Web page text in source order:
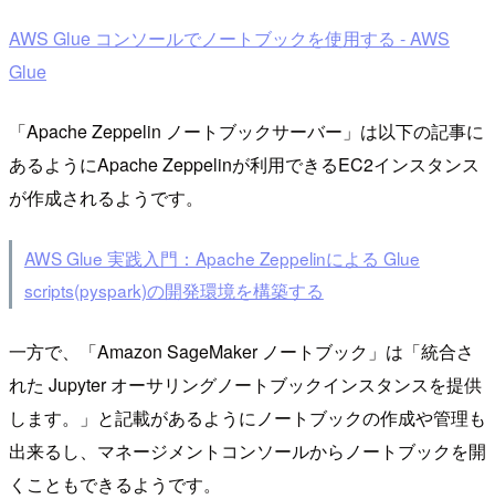
AWS Glue コンソールでノートブックを使用する - AWS
Glue
「Apache Zeppelin ノートブックサーバー」は以下の記事に
あるようにApache Zeppelinが利用できるEC2インスタンス
が作成されるようです。
AWS Glue 実践入門：Apache Zeppelinによる Glue
scripts(pyspark)の開発環境を構築する
一方で、「Amazon SageMaker ノートブック」は「統合さ
れた Jupyter オーサリングノートブックインスタンスを提供
します。」と記載があるようにノートブックの作成や管理も
出来るし、マネージメントコンソールからノートブックを開
くこともできるようです。